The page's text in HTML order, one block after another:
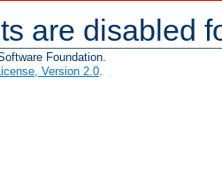
are disabled
Foundation.
Version 2.0.